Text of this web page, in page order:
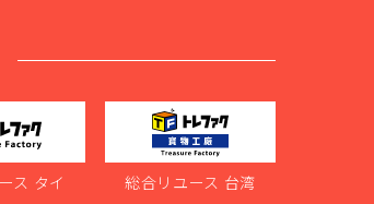
ス タイ 総合リユース 台湾